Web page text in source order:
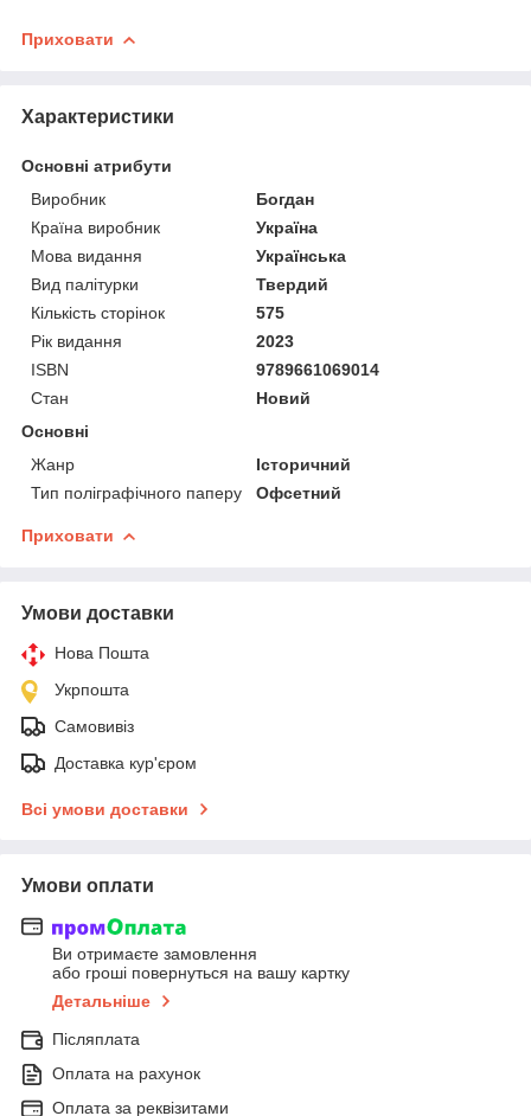
Приховати
Характеристики
Основні атрибути
Виробник
Богдан
Країна виробник
Україна
Мова видання
Українська
Вид палітурки
Твердий
Кількість сторінок
575
Рік видання
2023
ISBN
9789661069014
Стан
Новий
Основні
Жанр
Історичний
Тип поліграфічного паперу
Офсетний
Приховати
Умови доставки
Нова Пошта
Укрпошта
Самовивіз
Доставка кур'єром
Всі умови доставки
Умови оплати
Ви отримаєте замовлення
або гроші повернуться на вашу картку
Детальніше
Післяплата
Оплата на рахунок
Оплата за реквізитами